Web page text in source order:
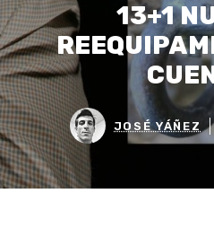
13+1
JOSÉ YÁÑEZ